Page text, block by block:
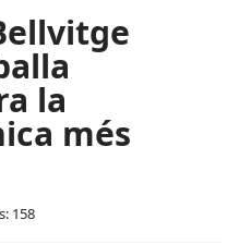
la
més
158